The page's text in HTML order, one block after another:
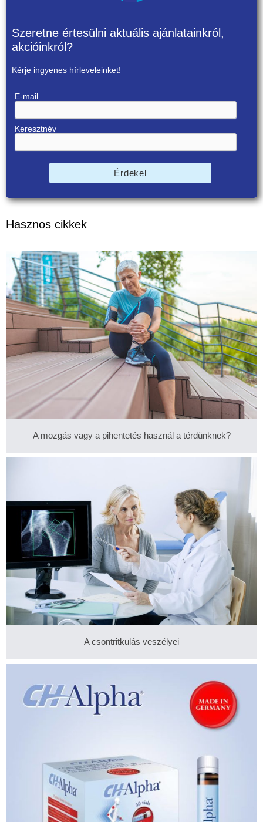
Szeretne értesülni aktuális ajánlatainkról,
akcióinkról?
Kérje ingyenes hírleveleinket!
E-mail
Keresztnév
Érdekel
Hasznos cikkek
A mozgás vagy a pihentetés használ a térdünknek?
A csontritkulás veszélyei